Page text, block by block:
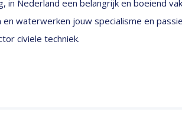
in Nederland een belangrijk en boeiend
waterwerken jouw specialisme en
civiele techniek.